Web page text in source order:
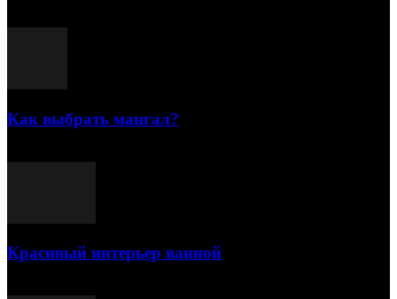
Как выбрать мангал?
Красивый интерьер ванной